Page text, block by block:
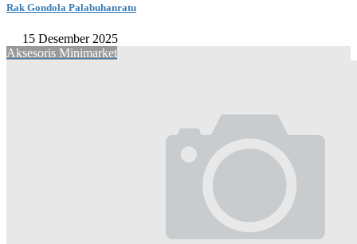
Rak Gondola Palabuhanratu
15 Desember 2025
Aksesoris Minimarket